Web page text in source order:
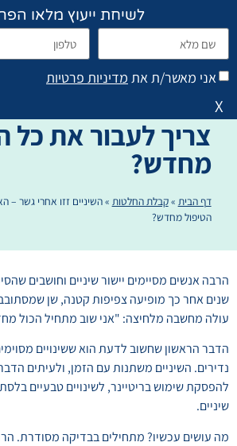
לשיחת ייעוץ מלאו
אני מאשר/ת את מדיניות פרטיות
X
צריך לעבור את כל
מחדש?
דף הבית »קבלת החלטות »השיניים זזו אחרי גשר –
הטיפול מחדש?
הרבה אנשים מסיימים יישור שיניים וחושבים
שנים אחר כך מופיעה צפיפות קטנה, שן
עולה מחשבה מלחיצה: "אני שוב מתחיל הכול
הדבר הראשון שחשוב לדעת הוא ששינויים
נדירים. השיניים משתנות עם הזמן, ולעיתים
להפסקת שימוש בריטיינר, לשינויים טבעיים
שיניים.
מה עושים עכשיו? מתחילים בבדיקה מסודרת.
פתח סרגל נגישות